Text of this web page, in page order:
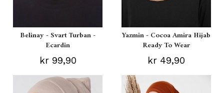
Belinay - Svart Turban -
Ecardin
kr 99,90
Yazmin - Cocoa Amira Hijab
Ready To Wear
kr 49,90